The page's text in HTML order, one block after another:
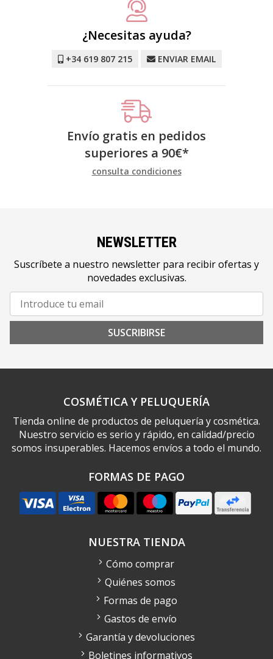
¿Necesitas ayuda?
+34 619 807 215 ENVIAR EMAIL
Envío gratis en pedidos
superiores a 90€*
consulta condiciones
NEWSLETTER
Suscríbete a nuestro newsletter para recibir ofertas y
novedades exclusivas.
SUSCRIBIRSE
COSMÉTICA Y PELUQUERÍA
Tienda online de productos de peluquería y cosmética.
Nuestro servicio es serio y rápido, en calidad/precio
somos insuperables. Hacemos envíos a todo el mundo.
FORMAS DE PAGO
NUESTRA TIENDA
Cómo comprar
Quiénes somos
Formas de pago
Gastos de envío
Garantía y devoluciones
Boletines informativos